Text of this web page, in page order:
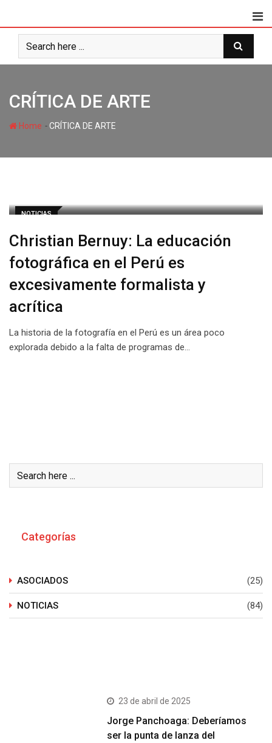
CRÍTICA DE ARTE
Home -CRÍTICA DE ARTE
NOTICIAS
Christian Bernuy: La educación
fotográfica en el Perú es
excesivamente formalista y
acrítica
La historia de la fotografía en el Perú es un área poco
explorada debido a la falta de programas de…
Categorías
ASOCIADOS (25)
NOTICIAS (84)
23 de abril de 2025
Jorge Panchoaga: Deberíamos
ser la punta de lanza del